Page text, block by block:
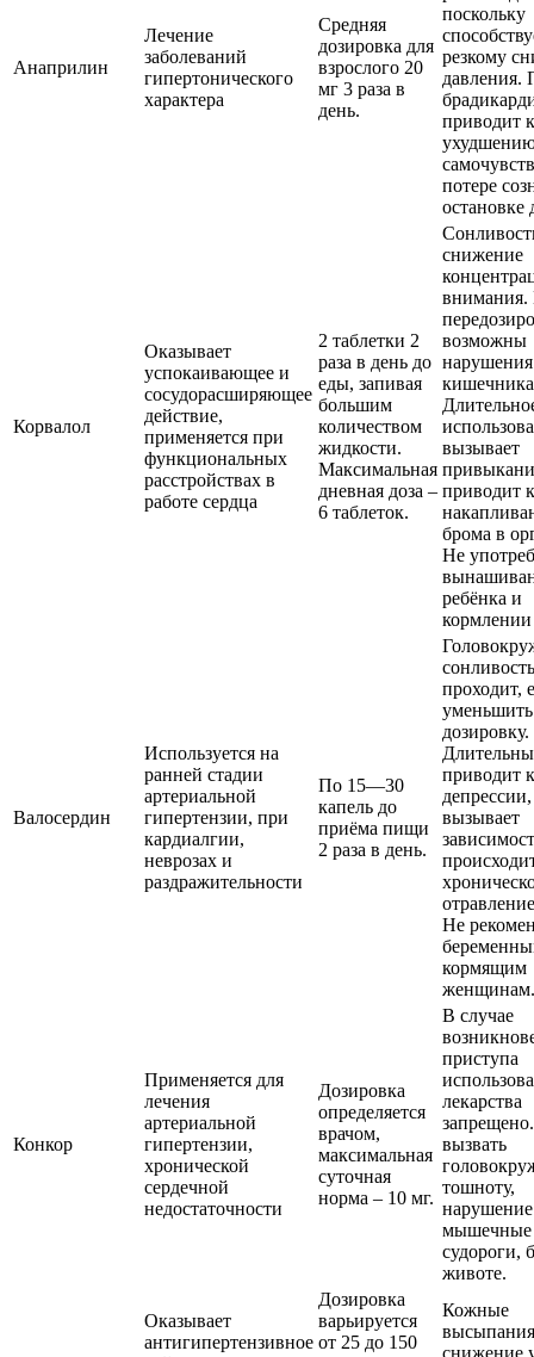
Анаприлин
Лечение
заболеваний
гипертонического
характера
Средняя
дозировка для
взрослого 20
мг 3 раза в
день.
поскольку
резкому
давления.
приводит к
потере
остановке
Корвалол
Оказывает
успокаивающее и
сосудорасширяющее
действие,
применяется при
функциональных
расстройствах в
работе сердца
2 таблетки 2
раза в день до
еды, запивая
большим
количеством
жидкости.
Максимальная
дневная доза –
6 таблеток.
снижение
возможны
нарушения
вызывает
приводит к
брома в
Не
ребёнка и
Валосердин
Используется на
ранней стадии
артериальной
гипертензии, при
кардиалгии,
неврозах и
раздражительности
По 15—30
капель до
приёма пищи
2 раза в день.
проходит,
уменьшить
дозировку.
приводит к
депрессии,
вызывает
Не
кормящим
женщинам.
Конкор
Применяется для
лечения
артериальной
гипертензии,
хронической
сердечной
недостаточности
Дозировка
определяется
врачом,
максимальная
суточная
норма – 10 мг.
В случае
приступа
лекарства
вызвать
тошноту,
мышечные
судороги,
животе.
Оказывает
антигипертензивное
Дозировка
варьируется
от 25 до 150
Кожные
снижение